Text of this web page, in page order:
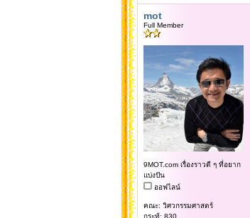
mot
Full Member
9MOT.com เรื่องราวดี ๆ ที่อยาก
แบ่งปัน
ออฟไลน์
คณะ: วิศวกรรมศาสตร์
กระทู้: 830